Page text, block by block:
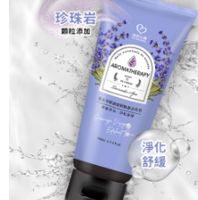
https://aftee.tw/terms/#terms3
３．未成年的使用者請事先徵得法
「AFTEE先享後付」，若未經同意
４．使用「AFTEE先享後付」時，
時審查核予不同之上限額度；若仍
請求用戶進行身份認證。
５．嚴禁一人註冊多個帳號或使用
恩沛科技股份有限公司將有權停止